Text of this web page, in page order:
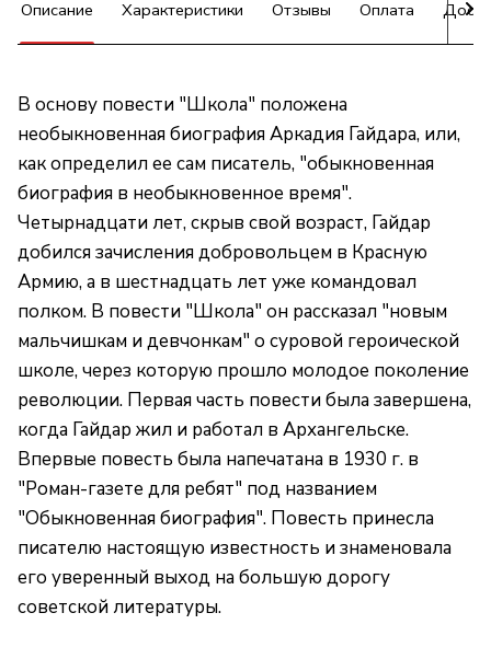
Описание Характеристики Отзывы Оплата
В основу повести "Школа" положена
необыкновенная биография Аркадия Гайдара, или,
как определил ее сам писатель, "обыкновенная
биография в необыкновенное время".
Четырнадцати лет, скрыв свой возраст, Гайдар
добился зачисления добровольцем в Красную
Армию, а в шестнадцать лет уже командовал
полком. В повести "Школа" он рассказал "новым
мальчишкам и девчонкам" о суровой героической
школе, через которую прошло молодое поколение
революции. Первая часть повести была завершена,
когда Гайдар жил и работал в Архангельске.
Впервые повесть была напечатана в 1930 г. в
"Роман-газете для ребят" под названием
"Обыкновенная биография". Повесть принесла
писателю настоящую известность и знаменовала
его уверенный выход на большую дорогу
советской литературы.